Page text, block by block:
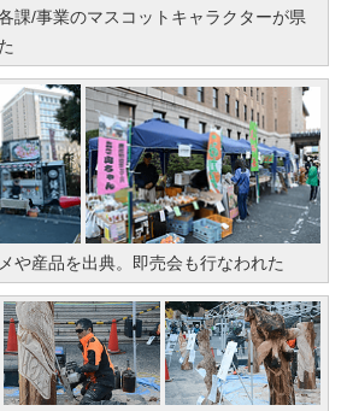
課/事業のマスコットキャラクターが県
や産品を出典。即売会も行なわれた